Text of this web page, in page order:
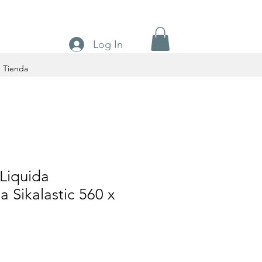
Tienda
Log In
Sikalastic 560 x